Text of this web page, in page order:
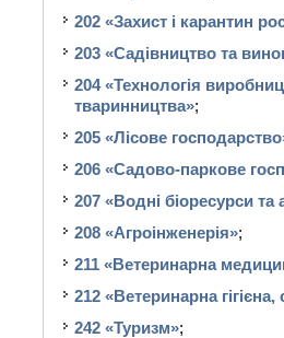
202 «Захист і карантин
203 «Садівництво та
204 «Технологія
тваринництва»;
205 «Лісове
206 «Садово-паркове
207 «Водні біоресурси та
208 «Агроінженерія»;
211 «Ветеринарна
212 «Ветеринарна гігієна,
242 «Туризм»;